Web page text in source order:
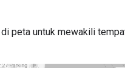
di peta untuk mewakili